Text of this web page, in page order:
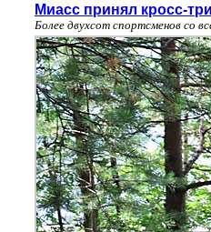
Миасс принял кросс-
Более двухсот спортсменов со